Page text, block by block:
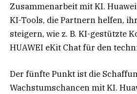
Zusammenarbeit mit KI.
KI-Tools, die Partnern helfen,
steigern, wie z. B. KI-gestützte
HUAWEI eKit Chat für den
Der fünfte Punkt ist die
Wachstumschancen mit KI.